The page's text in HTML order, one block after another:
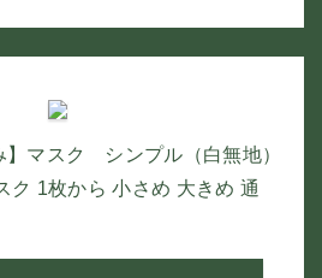
】マスク シンプル（白無地）
ク 1枚から 小さめ 大きめ 通